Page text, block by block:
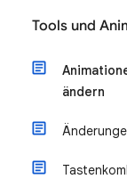
Tools und
ändern